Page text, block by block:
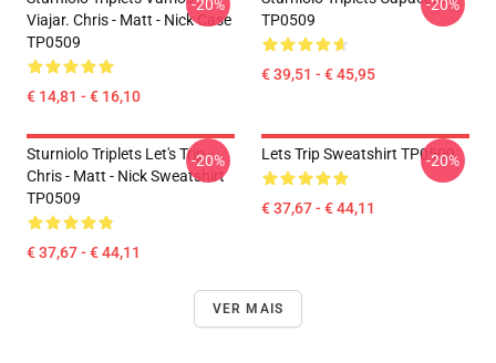
Viajar. Chris - Matt - Nick Case
TP0509
€ 14,81 - € 16,10
-20%
TP0509
€ 39,51 - € 45,95
-20%
Sturniolo Triplets Let's Trip -
Chris - Matt - Nick Sweatshirt
TP0509
€ 37,67 - € 44,11
-20% Lets Trip Sweatshirt TP0509
€ 37,67 - € 44,11
-20%
VER MAIS